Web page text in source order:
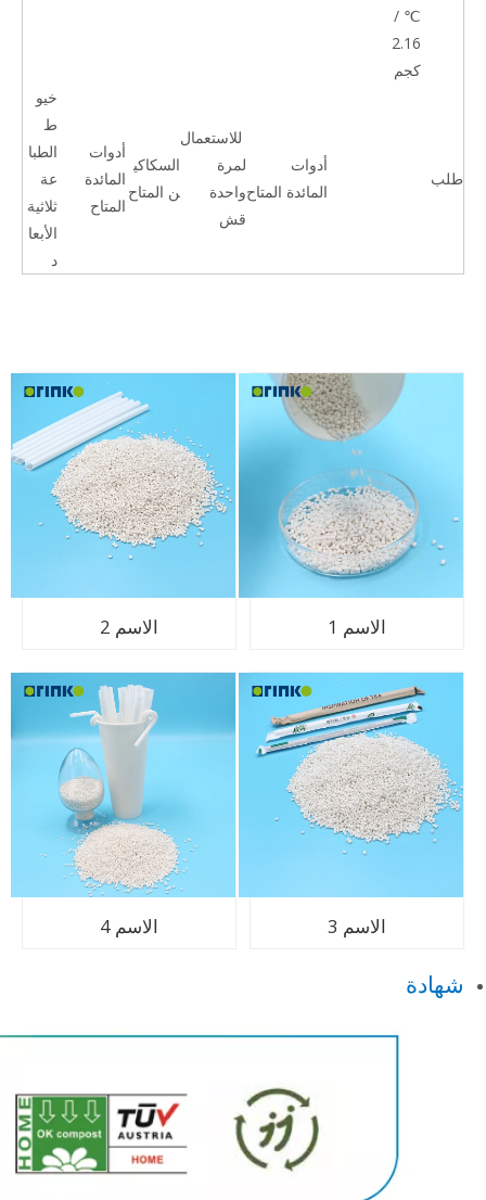
℃ /
2.16
كجم
طلب
أدوات
المائدة المتاح
للاستعمال
لمرة
واحدة
قش
السكاكي
ن المتاح
أدوات
المائدة
المتاح
خيو
ط
الطبا
عة
ثلاثية
الأبعا
د
الاسم 1 الاسم 2
الاسم 3 الاسم 4
شهادة